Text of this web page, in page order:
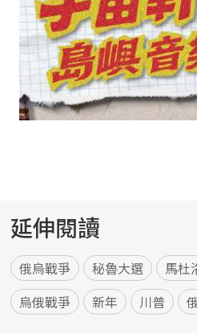
延伸閱讀
俄烏戰爭 秘魯大選 馬杜
烏俄戰爭
新年 川普